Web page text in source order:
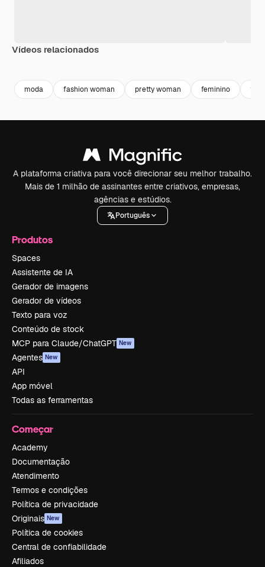
Vídeos relacionados
moda fashion woman pretty woman feminino
A plataforma criativa para você direcionar seu melhor trabalho.
Mais de 1 milhão de assinantes entre criativos, empresas,
agências e estúdios.
Português
Produtos
Spaces
Assistente de IA
Gerador de imagens
Gerador de vídeos
Texto para voz
Conteúdo de stock
MCP para Claude/ChatGPT New
Agentes New
API
App móvel
Todas as ferramentas
Começar
Academy
Documentação
Atendimento
Termos e condições
Política de privacidade
Originais New
Política de cookies
Central de confiabilidade
Afiliados